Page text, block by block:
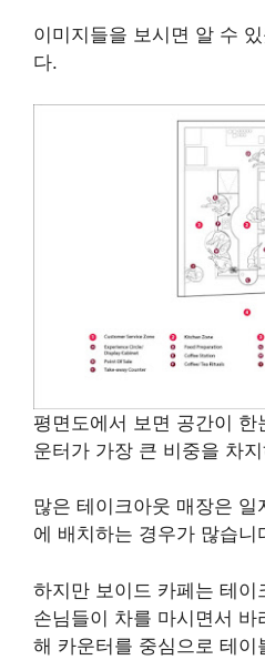
이미지들을 보시면 알 수
다.
평면도에서 보면 공간이
운터가 가장 큰 비중을 차
많은 테이크아웃 매장은
에 배치하는 경우가 많습니
하지만 보이드 카페는 테이
손님들이 차를 마시면서 바
해 카운터를 중심으로 테